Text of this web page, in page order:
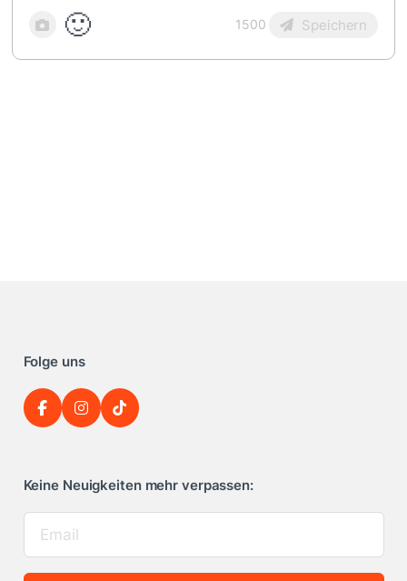
🙂 1500 Speichern
Folge uns
Keine Neuigkeiten mehr verpassen: